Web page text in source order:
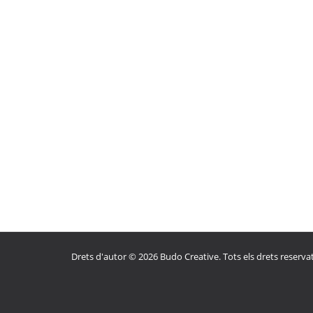
Drets d'autor © 2026 Budo Creative. Tots els drets